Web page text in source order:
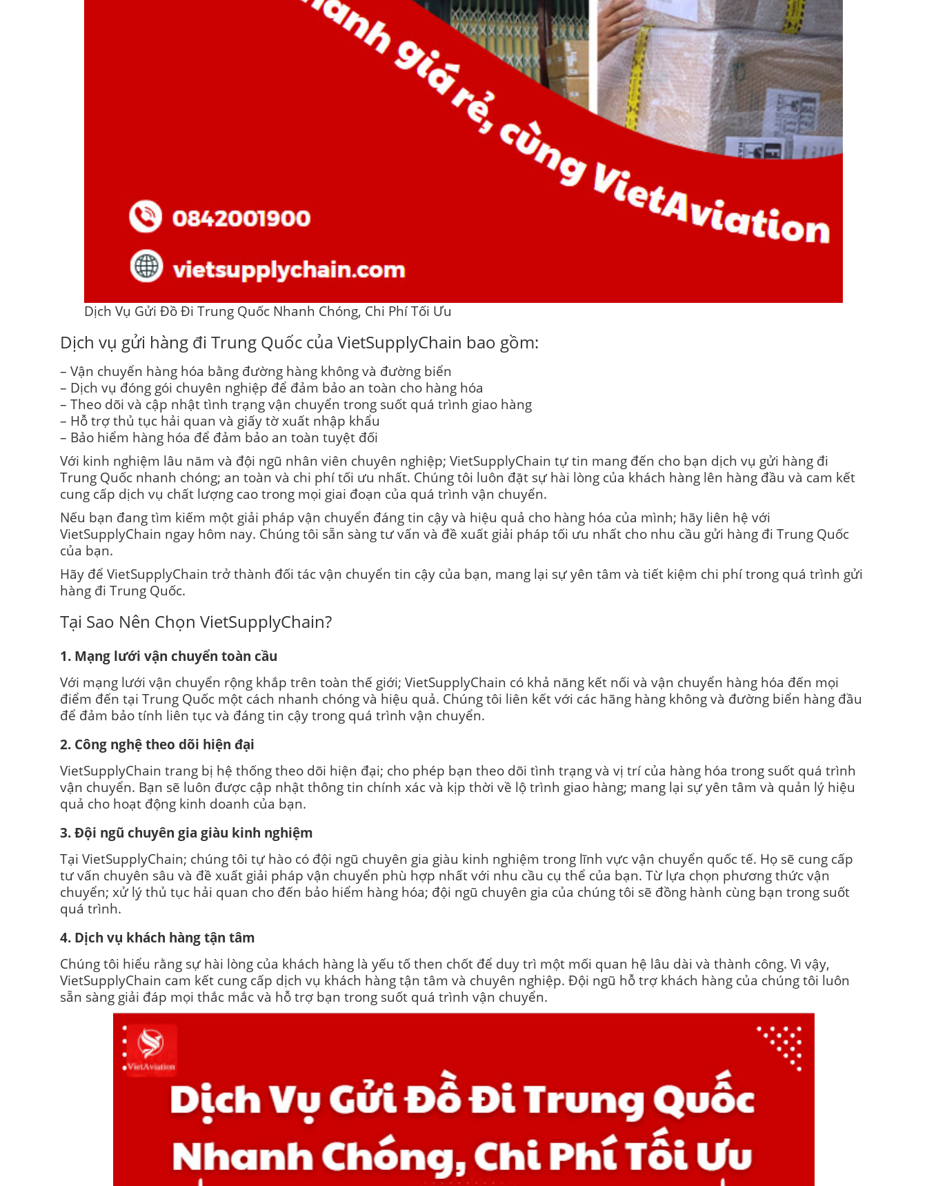
Dịch Vụ Gửi Đồ Đi Trung Quốc Nhanh Chóng, Chi Phí Tối Ưu
Dịch vụ gửi hàng đi Trung Quốc của VietSupplyChain bao gồm:
– Vận chuyển hàng hóa bằng đường hàng không và đường biển
– Dịch vụ đóng gói chuyên nghiệp để đảm bảo an toàn cho hàng hóa
– Theo dõi và cập nhật tình trạng vận chuyển trong suốt quá trình giao hàng
– Hỗ trợ thủ tục hải quan và giấy tờ xuất nhập khẩu
– Bảo hiểm hàng hóa để đảm bảo an toàn tuyệt đối
Với kinh nghiệm lâu năm và đội ngũ nhân viên chuyên nghiệp; VietSupplyChain tự tin mang đến cho bạn dịch vụ gửi hàng đi
Trung Quốc nhanh chóng; an toàn và chi phí tối ưu nhất. Chúng tôi luôn đặt sự hài lòng của khách hàng lên hàng đầu và cam kết
cung cấp dịch vụ chất lượng cao trong mọi giai đoạn của quá trình vận chuyển.
Nếu bạn đang tìm kiếm một giải pháp vận chuyển đáng tin cậy và hiệu quả cho hàng hóa của mình; hãy liên hệ với
VietSupplyChain ngay hôm nay. Chúng tôi sẵn sàng tư vấn và đề xuất giải pháp tối ưu nhất cho nhu cầu gửi hàng đi Trung Quốc
của bạn.
Hãy để VietSupplyChain trở thành đối tác vận chuyển tin cậy của bạn, mang lại sự yên tâm và tiết kiệm chi phí trong quá trình gửi
hàng đi Trung Quốc.
Tại Sao Nên Chọn VietSupplyChain?
1. Mạng lưới vận chuyển toàn cầu
Với mạng lưới vận chuyển rộng khắp trên toàn thế giới; VietSupplyChain có khả năng kết nối và vận chuyển hàng hóa đến mọi
điểm đến tại Trung Quốc một cách nhanh chóng và hiệu quả. Chúng tôi liên kết với các hãng hàng không và đường biển hàng đầu
để đảm bảo tính liên tục và đáng tin cậy trong quá trình vận chuyển.
2. Công nghệ theo dõi hiện đại
VietSupplyChain trang bị hệ thống theo dõi hiện đại; cho phép bạn theo dõi tình trạng và vị trí của hàng hóa trong suốt quá trình
vận chuyển. Bạn sẽ luôn được cập nhật thông tin chính xác và kịp thời về lộ trình giao hàng; mang lại sự yên tâm và quản lý hiệu
quả cho hoạt động kinh doanh của bạn.
3. Đội ngũ chuyên gia giàu kinh nghiệm
Tại VietSupplyChain; chúng tôi tự hào có đội ngũ chuyên gia giàu kinh nghiệm trong lĩnh vực vận chuyển quốc tế. Họ sẽ cung cấp
tư vấn chuyên sâu và đề xuất giải pháp vận chuyển phù hợp nhất với nhu cầu cụ thể của bạn. Từ lựa chọn phương thức vận
chuyển; xử lý thủ tục hải quan cho đến bảo hiểm hàng hóa; đội ngũ chuyên gia của chúng tôi sẽ đồng hành cùng bạn trong suốt
quá trình.
4. Dịch vụ khách hàng tận tâm
Chúng tôi hiểu rằng sự hài lòng của khách hàng là yếu tố then chốt để duy trì một mối quan hệ lâu dài và thành công. Vì vậy,
VietSupplyChain cam kết cung cấp dịch vụ khách hàng tận tâm và chuyên nghiệp. Đội ngũ hỗ trợ khách hàng của chúng tôi luôn
sẵn sàng giải đáp mọi thắc mắc và hỗ trợ bạn trong suốt quá trình vận chuyển.